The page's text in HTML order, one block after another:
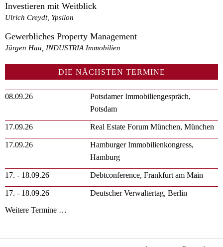
Investieren mit Weitblick
Ulrich Creydt, Ypsilon
Gewerbliches Property Management
Jürgen Hau, INDUSTRIA Immobilien
DIE NÄCHSTEN TERMINE
08.09.26
Potsdamer Immobiliengespräch,
Potsdam
17.09.26 Real Estate Forum München, München
17.09.26
Hamburger Immobilienkongress,
Hamburg
17. - 18.09.26 Debtconference, Frankfurt am Main
17. - 18.09.26
Deutscher Verwaltertag, Berlin
Weitere Termine …